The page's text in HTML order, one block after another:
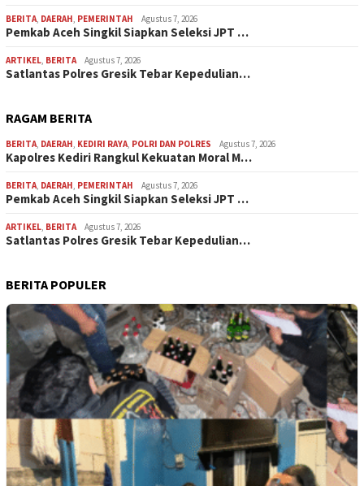
BERITA, DAERAH, PEMERINTAH Agustus 7, 2026
Pemkab Aceh Singkil Siapkan Seleksi JPT …
ARTIKEL, BERITA Agustus 7, 2026
Satlantas Polres Gresik Tebar Kepedulian…
RAGAM BERITA
BERITA, DAERAH, KEDIRI RAYA, POLRI DAN POLRES Agustus 7, 2026
Kapolres Kediri Rangkul Kekuatan Moral M…
BERITA, DAERAH, PEMERINTAH Agustus 7, 2026
Pemkab Aceh Singkil Siapkan Seleksi JPT …
ARTIKEL, BERITA Agustus 7, 2026
Satlantas Polres Gresik Tebar Kepedulian…
BERITA POPULER